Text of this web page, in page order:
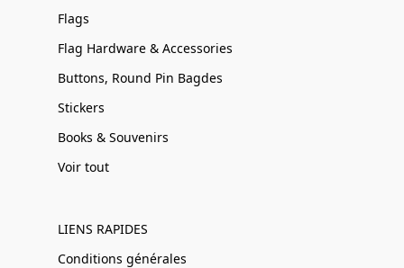
Flags
Flag Hardware & Accessories
Buttons, Round Pin Bagdes
Stickers
Books & Souvenirs
Voir tout
LIENS RAPIDES
Conditions générales